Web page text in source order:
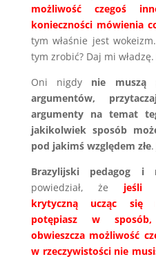
możliwość czegoś
konieczności mówienia
tym właśnie jest
tym zrobić? Daj mi
Oni nigdy nie muszą
argumentów,
argumenty na temat
jakikolwiek sposób
pod jakimś względem złe.
Brazylijski pedagog i
powiedział, że jeśli
krytyczną ucząc się
potępiasz w
obwieszcza możliwość
w rzeczywistości nie